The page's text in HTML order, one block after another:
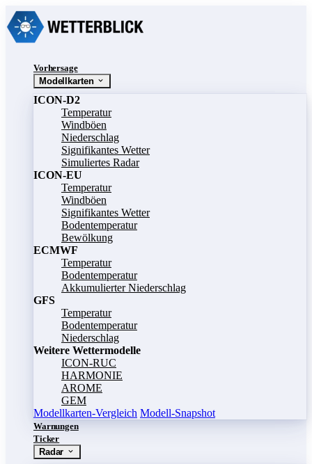
Vorhersage
Modellkarten
ICON-D2
Temperatur
Windböen
Niederschlag
Signifikantes Wetter
Simuliertes Radar
ICON-EU
Temperatur
Windböen
Signifikantes Wetter
Bodentemperatur
Bewölkung
ECMWF
Temperatur
Bodentemperatur
Akkumulierter Niederschlag
GFS
Temperatur
Bodentemperatur
Niederschlag
Weitere Wettermodelle
ICON-RUC
HARMONIE
AROME
GEM
Modellkarten-Vergleich Modell-Snapshot
Warnungen
Ticker
Radar